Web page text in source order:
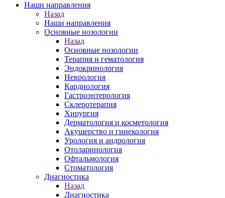
Наши направления
Назад
Наши направления
Основные нозологии
Назад
Основные нозологии
Терапия и гематология
Эндокринология
Неврология
Кардиология
Гастроэнтерология
Склеротерапия
Хирургия
Дерматология и косметология
Акушерство и гинекология
Урология и андрология
Отоларинология
Офтальмология
Стоматология
Диагностика
Назад
Диагностика